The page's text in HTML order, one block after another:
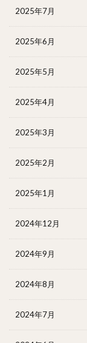
2025年7月
2025年6月
2025年5月
2025年4月
2025年3月
2025年2月
2025年1月
2024年12月
2024年9月
2024年8月
2024年7月